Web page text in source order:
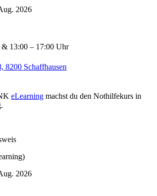
2026
& 13:00 – 17:00 Uhr
8200 Schaffhausen
eLearning machst du den Nothilfekurs in
2026